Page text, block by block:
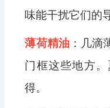
味能干扰它们的
薄荷精油：几滴
门框这些地方
得。